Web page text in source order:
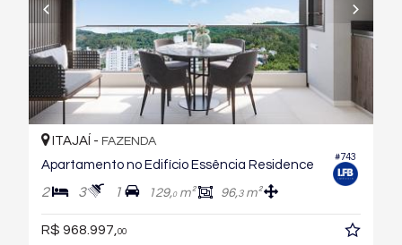
#743
ITAJAÍ - FAZENDA
Apartamento no Edifício Essência Residence
2 3 1 129,0m² 96,3m²
R$ 968.997, 00